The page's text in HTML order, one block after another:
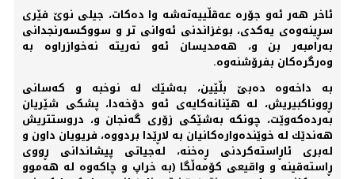
ئاخر هەر ئەو جۆرە عەقڵییەتەشە وا دەكات، جیلی نوێ فێری
سڕینەوەی یەكدی، بوغزاندنی ئەوانی تر و سووكسەرنجدانی
بەرامبەر بن و، هەمدیسان ئەو نەریتە نەخوازراوە بە
وەرگرەكان بفرۆشنەوە.
بە داخەوە دەبێ بڵێین، بەشێك لە نوخبە و كەسانی
ڕووناكبیریش، لە هێنانەكایەی ئەو دۆخەدا، پشكی شێریان
بەردەكەوێت، چونكە بەشێكی زۆری گەنجان و، دروستتریش
هەندێك لە خوێندەوارەكانیان بە لاڕێدا بردووە، فریویان داون و
لەبری ئاڕاستەكردنی ڕەخنە، لەجیاتی پیشاندانی ڕووی
ڕاستەقینە و واقیعی كۆمەڵگا (بە خراپ و چاكەوە لە هەموو